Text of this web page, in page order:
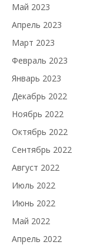
Май 2023
Апрель 2023
Март 2023
Февраль 2023
Январь 2023
Декабрь 2022
Ноябрь 2022
Октябрь 2022
Сентябрь 2022
Август 2022
Июль 2022
Июнь 2022
Май 2022
Апрель 2022